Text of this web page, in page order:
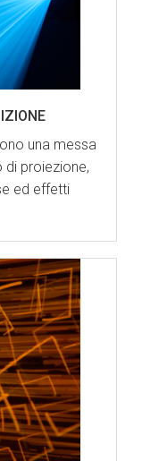
una messa
proiezione,
ed effetti